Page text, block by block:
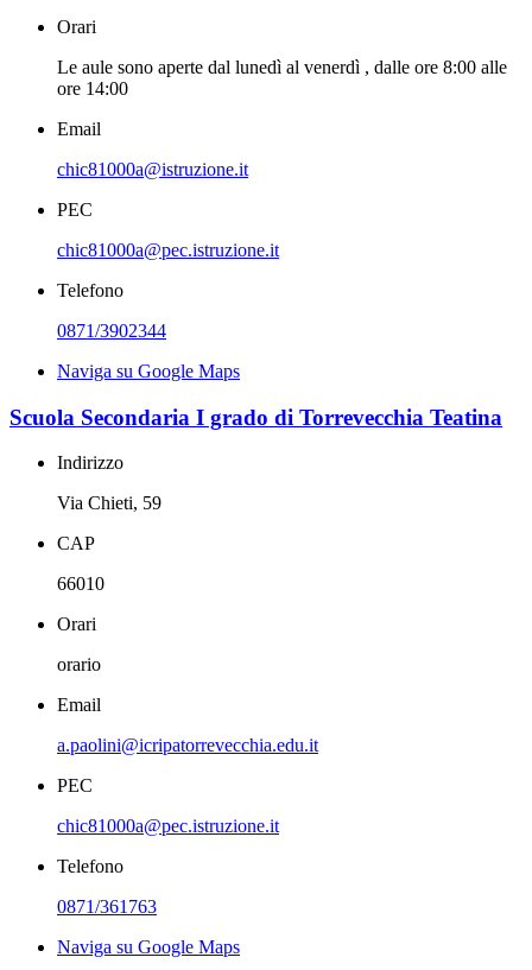
Orari
Le aule sono aperte dal lunedì al venerdì , dalle ore 8:00 alle
ore 14:00
Email
chic81000a@istruzione.it
PEC
chic81000a@pec.istruzione.it
Telefono
0871/3902344
Naviga su Google Maps
Scuola Secondaria I grado di Torrevecchia Teatina
Indirizzo
Via Chieti, 59
CAP
66010
Orari
orario
Email
a.paolini@icripatorrevecchia.edu.it
PEC
chic81000a@pec.istruzione.it
Telefono
0871/361763
Naviga su Google Maps